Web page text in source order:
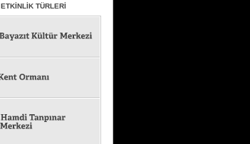
ETKİNLİK TÜRLERİ